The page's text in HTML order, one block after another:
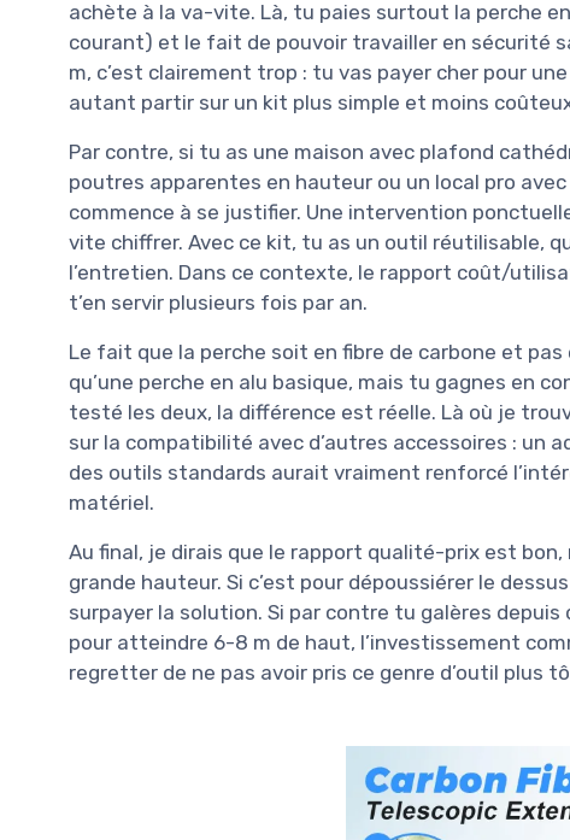
achète à la va-vite. Là, tu paies surtout la perche
courant) et le fait de pouvoir travailler en sécurité
m, c’est clairement trop : tu vas payer cher pour
autant partir sur un kit plus simple et moins
Par contre, si tu as une maison avec plafond
poutres apparentes en hauteur ou un local pro
commence à se justifier. Une intervention
vite chiffrer. Avec ce kit, tu as un outil réutilisable,
l’entretien. Dans ce contexte, le rapport coût/
t’en servir plusieurs fois par an.
Le fait que la perche soit en fibre de carbone et
qu’une perche en alu basique, mais tu gagnes en
testé les deux, la différence est réelle. Là où je
sur la compatibilité avec d’autres accessoires :
des outils standards aurait vraiment renforcé
matériel.
Au final, je dirais que le rapport qualité-prix est bon,
grande hauteur. Si c’est pour dépoussiérer le
surpayer la solution. Si par contre tu galères
pour atteindre 6-8 m de haut, l’investissement
regretter de ne pas avoir pris ce genre d’outil plus